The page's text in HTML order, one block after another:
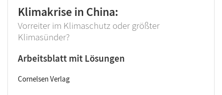
Klimakrise in China:
Vorreiter im Klimaschutz oder größter
Klimasünder?
Arbeitsblatt mit Lösungen
Cornelsen Verlag